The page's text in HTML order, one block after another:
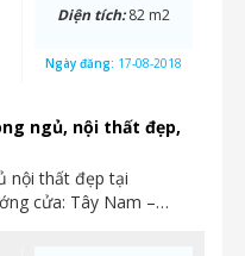
ngủ, nội thất đẹp,
nội thất đẹp tại
cửa: Tây Nam –…
Diện tích:82 m2
Ngày đăng: 17-08-2018